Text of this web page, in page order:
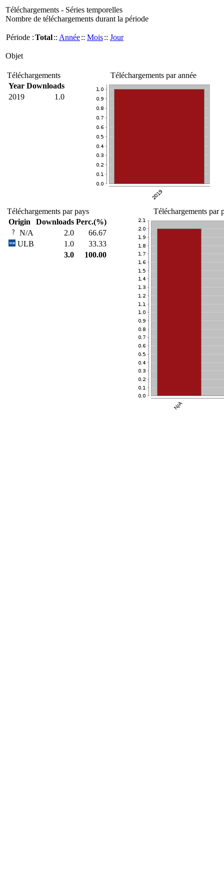
Téléchargements - Séries temporelles
Nombre de téléchargements durant la période
Période :Total:: Année:: Mois:: Jour
Objet
Téléchargements
Year Downloads
2019
1.0
Téléchargements par année
Téléchargements par pays
Origin
Downloads Perc.(%)
N/A
2.0
66.67
ULB
1.0
33.33
3.0
100.00
Téléchargements par